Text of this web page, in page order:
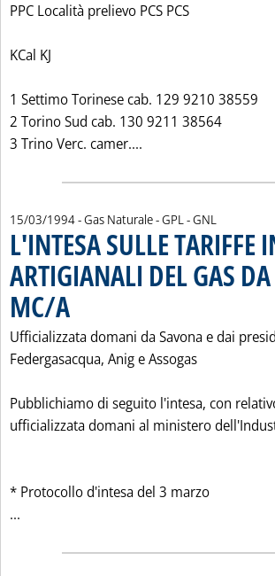
PPC Località prelievo PCS PCS
KCal KJ
1 Settimo Torinese cab. 129 9210 38559
2 Torino Sud cab. 130 9211 38564
3 Trino Verc. camer....
15/03/1994- Gas Naturale - GPL - GNL
L'INTESA SULLE TARIFFE
ARTIGIANALI DEL GAS
MC/A
Ufficializzata domani da Savona e dai
Federgasacqua, Anig e Assogas
Pubblichiamo di seguito l'intesa, con
ufficializzata domani al ministero
* Protocollo d'intesa del 3 marzo
...